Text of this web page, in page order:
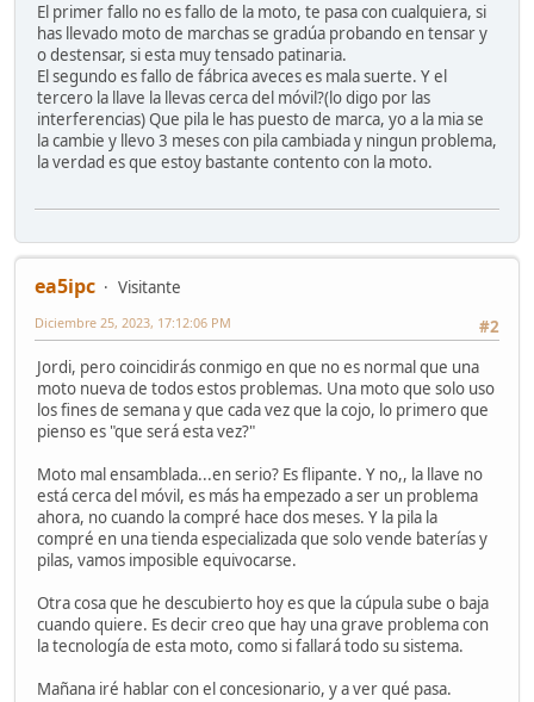
El primer fallo no es fallo de la moto, te pasa con cualquiera, si
has llevado moto de marchas se gradúa probando en tensar y
o destensar, si esta muy tensado patinaria.
El segundo es fallo de fábrica aveces es mala suerte. Y el
tercero la llave la llevas cerca del móvil?(lo digo por las
interferencias) Que pila le has puesto de marca, yo a la mia se
la cambie y llevo 3 meses con pila cambiada y ningun problema,
la verdad es que estoy bastante contento con la moto.
ea5ipc
Visitante
#2
Diciembre 25, 2023, 17:12:06 PM
Jordi, pero coincidirás conmigo en que no es normal que una
moto nueva de todos estos problemas. Una moto que solo uso
los fines de semana y que cada vez que la cojo, lo primero que
pienso es "que será esta vez?"
Moto mal ensamblada...en serio? Es flipante. Y no,, la llave no
está cerca del móvil, es más ha empezado a ser un problema
ahora, no cuando la compré hace dos meses. Y la pila la
compré en una tienda especializada que solo vende baterías y
pilas, vamos imposible equivocarse.
Otra cosa que he descubierto hoy es que la cúpula sube o baja
cuando quiere. Es decir creo que hay una grave problema con
la tecnología de esta moto, como si fallará todo su sistema.
Mañana iré hablar con el concesionario, y a ver qué pasa.